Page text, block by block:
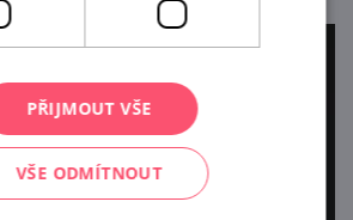
PŘIJMOUT VŠE
VŠE ODMÍTNOUT